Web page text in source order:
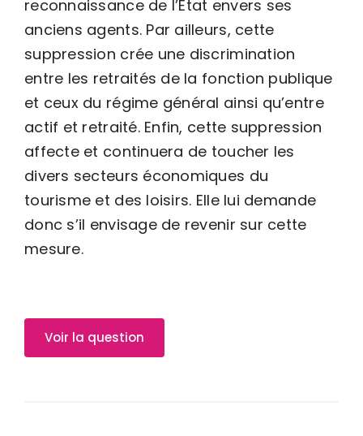
reconnaissance de l’État envers ses
anciens agents. Par ailleurs, cette
suppression crée une discrimination
entre les retraités de la fonction publique
et ceux du régime général ainsi qu’entre
actif et retraité. Enfin, cette suppression
affecte et continuera de toucher les
divers secteurs économiques du
tourisme et des loisirs. Elle lui demande
donc s’il envisage de revenir sur cette
mesure.
Voir la question